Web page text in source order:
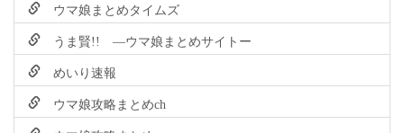
ウマ娘まとめタイムズ
うま賢!! ―ウマ娘まとめサイトー
めいり速報
ウマ娘攻略まとめch